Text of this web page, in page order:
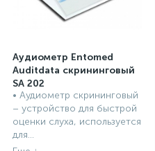
Аудиометр Entomed
Auditdata скрининговый
SA 202
Скрининговые аудиометры
• Аудиометр скрининговый
– устройство для быстрой
оценки слуха, используется
для...